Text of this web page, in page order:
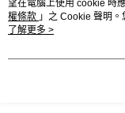
望在電腦上使用 cookie 時
權條款 」之 Cookie 聲明
用條款之 Cookie 聲明使用
了解更多 >